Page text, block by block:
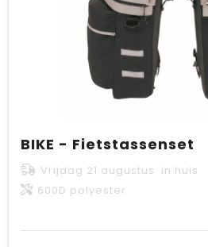
BIKE - Fietstassenset
Vrijdag 21 augustus in huis
600D polyester